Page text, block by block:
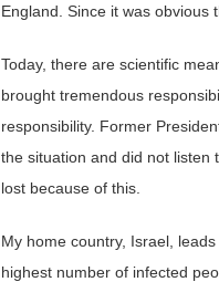
England. Since it was obvious
Today, there are scientific
brought tremendous
responsibility. Former
the situation and did not listen
lost because of this.
My home country, Israel,
highest number of infected